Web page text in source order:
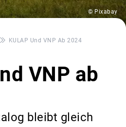
© Pixabay
KULAP Und VNP Ab 2024
VNP ab
bleibt gleich